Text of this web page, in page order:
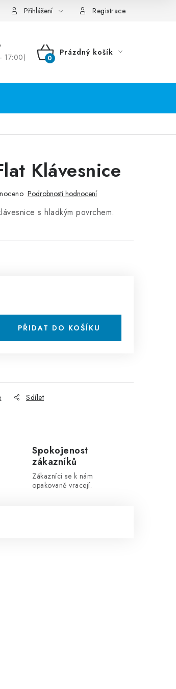
Přihlášení Registrace
17:00)
NÁKUPNÍ
Prázdný košík
Klávesnice
Podrobnosti hodnocení
s hladkým povrchem.
PŘIDAT DO KOŠÍKU
Sdílet
Spokojenost
zákazníků
Zákazníci se k nám
opakovaně vracejí.